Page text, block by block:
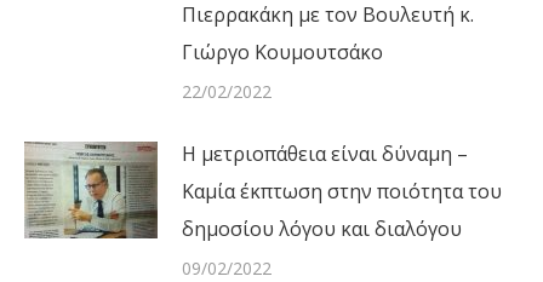
Πιερρακάκη με τον Βουλευτή κ.
Γιώργο Κουμουτσάκο
22/02/2022
Η μετριοπάθεια είναι δύναμη –
Καμία έκπτωση στην ποιότητα του
δημοσίου λόγου και διαλόγου
09/02/2022